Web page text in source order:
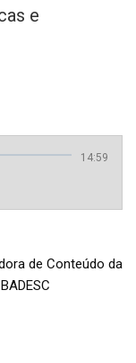
e
14:59
de Conteúdo da